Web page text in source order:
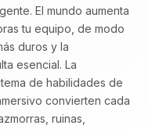
El mundo aumenta
tu equipo, de modo
duros y la
esencial. La
de habilidades de
convierten cada
ruinas,